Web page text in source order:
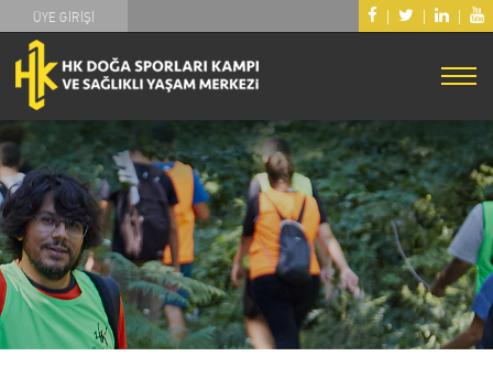
| | |
ÜYE GİRİŞİ